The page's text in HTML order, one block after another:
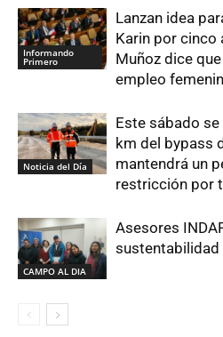
Informando
Primero
Lanzan idea
Karin por cinco
Muñoz dice
empleo
Noticia del Día
Este sábado
km del bypass
mantendrá un
restricción por
CAMPO AL DIA
Asesores
sustentabilidad